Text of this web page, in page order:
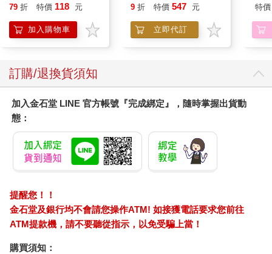
79 折 特價 118 元
加入購物車
9 折 特價 547 元
立即代訂
特價
訂購/退換貨須知
加入金石堂 LINE 官方帳號『完成綁定』，隨時掌握出貨動
態：
提醒您！！
金石堂及銀行均不會請您操作ATM! 如接獲電話要求您前往
ATM提款機，請不要聽從指示，以免受騙上當！
購買須知：